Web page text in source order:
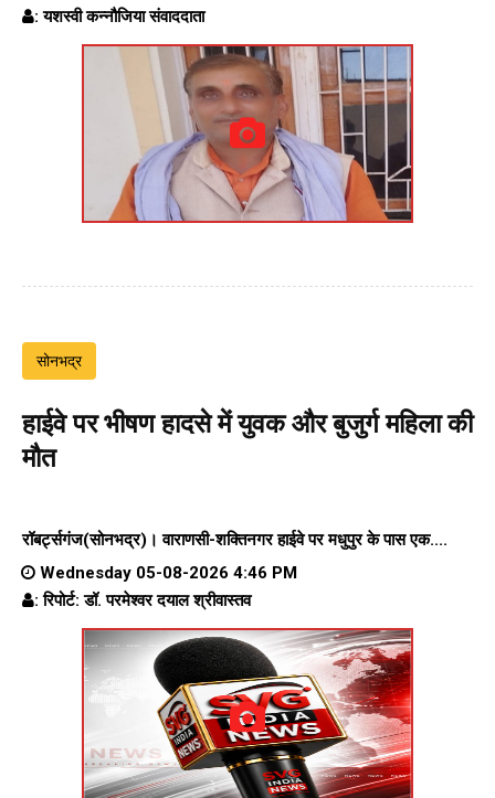
: यशस्वी कन्नौजिया संवाददाता
सोनभद्र
हाईवे पर भीषण हादसे में युवक और बुजुर्ग महिला की
मौत
रॉबर्ट्सगंज(सोनभद्र)। वाराणसी-शक्तिनगर हाईवे परमधुपुर के पास एक....
Wednesday 05-08-2026 4:46 PM
: रिपोर्ट: डॉ. परमेश्वर दयाल श्रीवास्तव